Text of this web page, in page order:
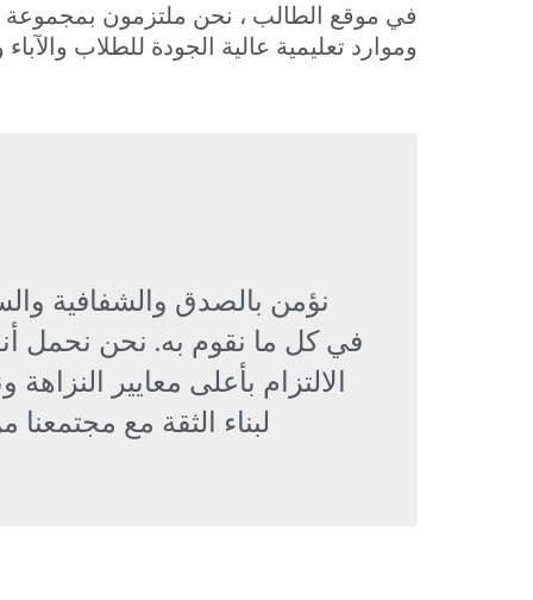
في موقع الطالب ، نحن ملتزمون بمجموعة
وموارد تعليمية عالية الجودة للطلاب
نؤمن بالصدق والشفافية
في كل ما نقوم به. نحن نحمل
الالتزام بأعلى معايير
لبناء الثقة مع مجتمعنا